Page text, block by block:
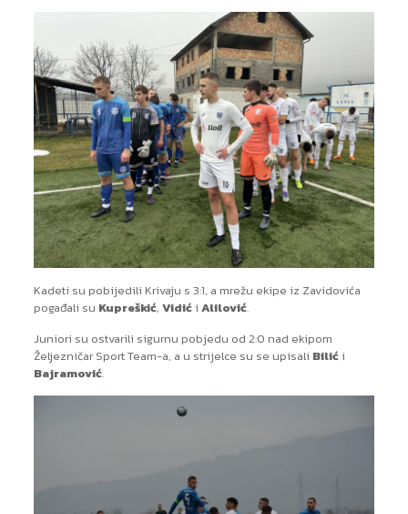
Kadeti su pobijedili Krivaju s 3:1, a mrežu ekipe iz Zavidovića
pogađali su Kupreškić, Vidić i Alilović.
Juniori su ostvarili sigurnu pobjedu od 2:0 nad ekipom
Željezničar Sport Team-a, a u strijelce su se upisali Bilić i
Bajramović.